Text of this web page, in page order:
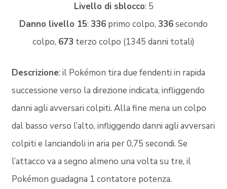
Livello di sblocco: 5
Danno livello 15: 336 primo colpo, 336secondo
colpo, 673 terzo colpo (1345 danni totali)
Descrizione: il Pokémon tira due fendenti in rapida
successione verso la direzione indicata, infliggendo
danni agli avversari colpiti. Alla fine mena un colpo
dal basso verso l’alto, infliggendo danni agli avversari
colpiti e lanciandoli in aria per 0,75 secondi. Se
l’attacco va a segno almeno una volta su tre, il
Pokémon guadagna 1 contatore potenza.